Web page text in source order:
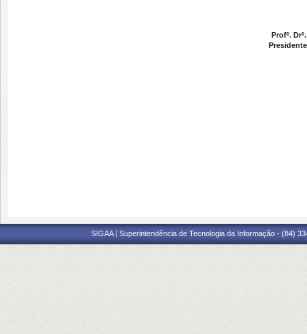
Profº.
SIGAA | Superintendência de Tecnologia da Informação - (84)